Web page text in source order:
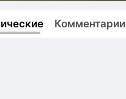
Комментарии